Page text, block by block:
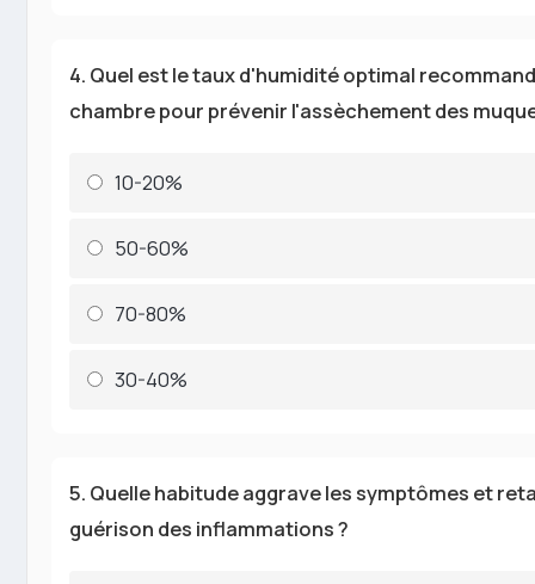
4. Quel est le taux d'humidité optimal
chambre pour prévenir l'assèchement des
10-20%
50-60%
70-80%
30-40%
5. Quelle habitude aggrave les symptômes et
guérison des inflammations ?